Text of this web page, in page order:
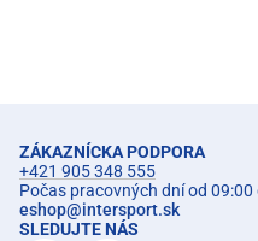
ZÁKAZNÍCKA PODPORA
+421 905 348 555
Počas pracovných dní od 09:00
eshop@intersport.sk
SLEDUJTE NÁS